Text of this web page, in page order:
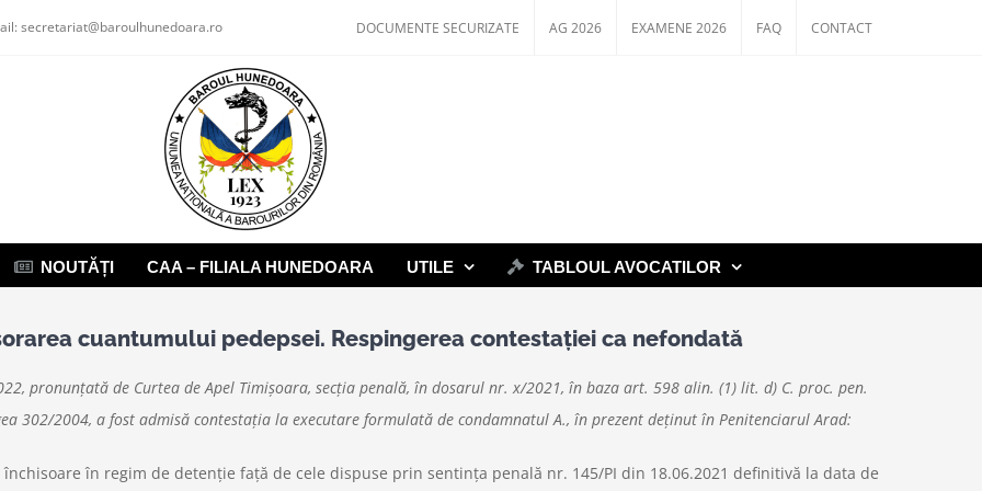
secretariat@baroulhunedoara.ro DOCUMENTE SECURIZATE AG 2026 EXAMENE 2026 FAQ CONTACT
NOUTĂȚI CAA – FILIALA HUNEDOARA UTILE TABLOUL AVOCATILOR
cuantumului pedepsei. Respingerea contestației ca nefondată
pronunţată de Curtea de Apel Timişoara, secţia penală, în dosarul nr. x/2021, în baza art. 598 alin. (1) lit. d) C. proc. pen.
302/2004, a fost admisă contestaţia la executare formulată de condamnatul A., în prezent deţinut în Penitenciarul Arad:
în regim de detenţie faţă de cele dispuse prin sentinţa penală nr. 145/PI din 18.06.2021 definitivă la data de